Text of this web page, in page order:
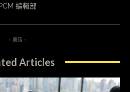
PCM 編輯部
- 廣告 -
Articles